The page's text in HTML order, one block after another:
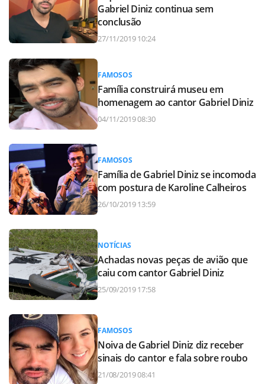
Gabriel Diniz continua sem
conclusão
27/11/2019 10:24
FAMOSOS
Família construirá museu em
homenagem ao cantor Gabriel Diniz
04/11/2019 08:30
FAMOSOS
Família de Gabriel Diniz se incomoda
com postura de Karoline Calheiros
26/10/2019 13:59
NOTÍCIAS
Achadas novas peças de avião que
caiu com cantor Gabriel Diniz
25/09/2019 17:58
FAMOSOS
Noiva de Gabriel Diniz diz receber
sinais do cantor e fala sobre roubo
21/08/2019 08:41